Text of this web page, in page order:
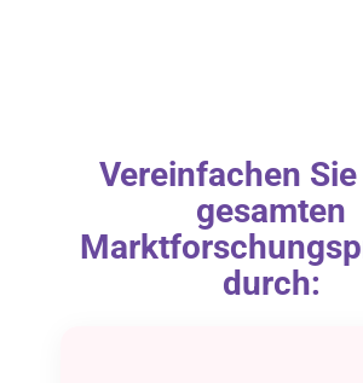
Vereinfachen
gesamten
durch: